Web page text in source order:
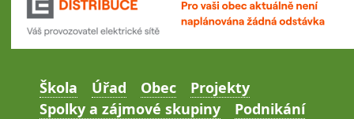
Škola Úřad Obec
Projekty
Spolky a zájmové skupiny
Podnikání